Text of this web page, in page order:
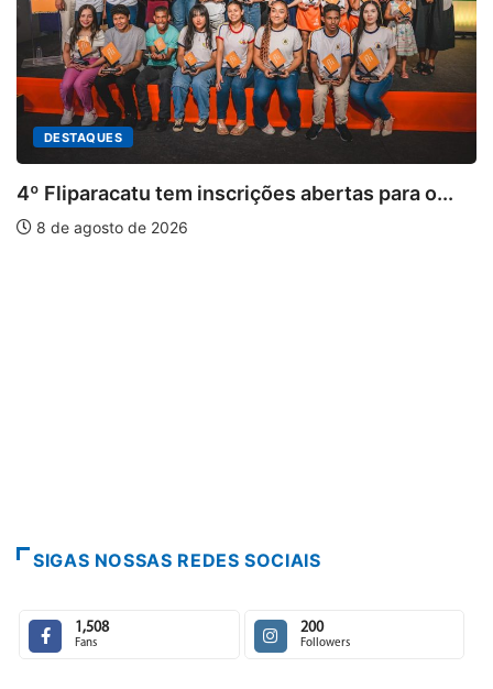
tem inscrições abertas para o...
de 2026
SIGAS NOSSAS REDES SOCIAIS
1,508
Fans
200
Followers